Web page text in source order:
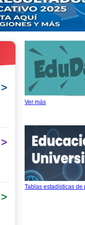
>
>
>
Ver más
Tablas estadísticas